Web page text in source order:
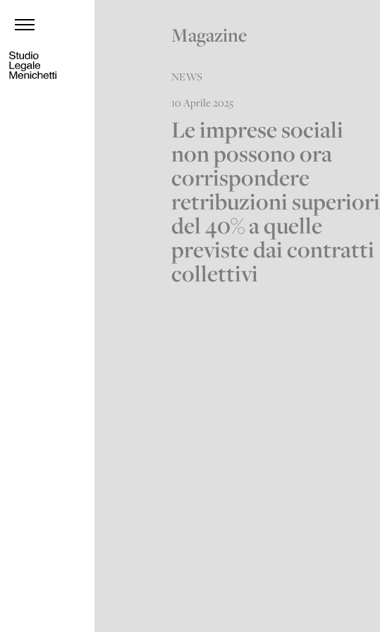
Magazine
NEWS
10 Aprile 2025
Le imprese sociali
non possono ora
corrispondere
retribuzioni superiori
del 40% a quelle
previste dai contratti
collettivi